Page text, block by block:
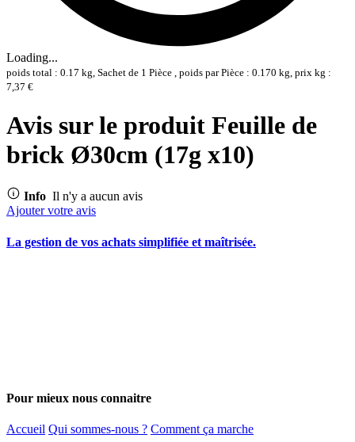
Loading...
poids total : 0.17 kg, Sachet de 1 Pièce , poids par Pièce : 0.170 kg, prix kg :
7,37 €
Avis sur le produit Feuille de
brick Ø30cm (17g x10)
Info Il n'y a aucun avis
Ajouter votre avis
La gestion de vos achats simplifiée et maîtrisée.
Pour mieux nous connaitre
Accueil Qui sommes-nous ? Comment ça marche